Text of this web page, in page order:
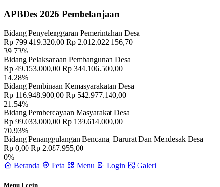
Kegiatan Pemerintahan Desa Sulahan
Desa Mandiri Desa Membangun 23 Juni 2018
PELANTIKAN KELIAN BANJAR DINAS SULAHAN
2023
Bantuan Kepada Siswa Sekolah Dasar Yang Yatim, Piatu, dan Yatim
Piatu 30 November 2019
SULAHAN MEWAKILI BANGLI DALAM LOMBA POSKO
PPKM TINGKAT PROVINSI BALI
APBDes 2026 Pembelanjaan
Bidang Penyelenggaran Pemerintahan Desa
Rp 799.419.320,00 Rp 2.012.022.156,70
39.73%
Bidang Pelaksanaan Pembangunan Desa
Rp 49.153.000,00 Rp 344.106.500,00
14.28%
Bidang Pembinaan Kemasyarakatan Desa
Rp 116.948.900,00 Rp 542.977.140,00
21.54%
Bidang Pemberdayaan Masyarakat Desa
Rp 99.033.000,00 Rp 139.614.000,00
70.93%
Bidang Penanggulangan Bencana, Darurat Dan Mendesak Desa
Rp 0,00 Rp 2.087.955,00
0%
Beranda
Peta Menu Login Galeri
Menu Login